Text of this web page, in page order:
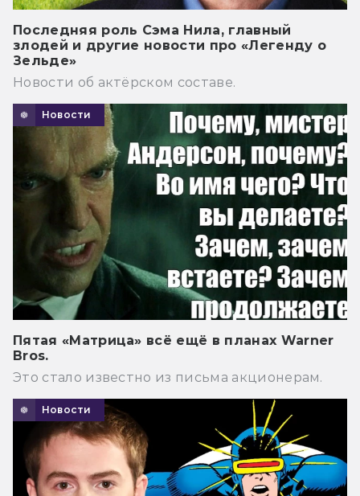
Последняя роль Сэма Нила, главный
злодей и другие новости про «Легенду о
Зельде»
Новости об актёрском составе.
Новости
Пятая «Матрица» всё ещё в планах Warner
Bros.
Это стало известно из письма акционерам.
Новости